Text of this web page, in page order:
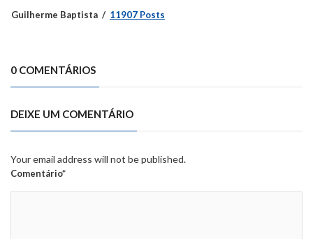
Guilherme Baptista 11907 Posts
0 COMENTÁRIOS
DEIXE UM COMENTÁRIO
Your email address will not be published.
Comentário*